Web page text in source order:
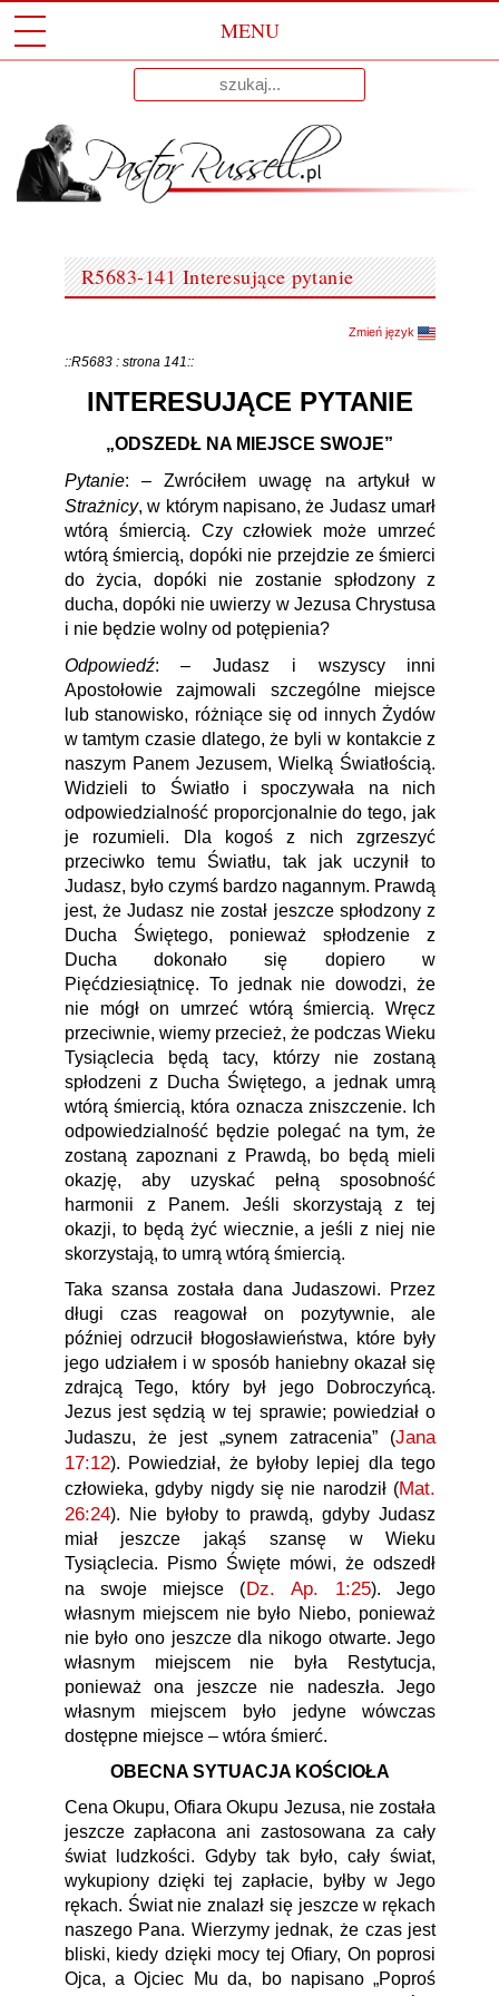
MENU
Treści
dla:
R5683-141 Interesujące pytanie
Zmień język
::R5683 : strona 141::
INTERESUJĄCE PYTANIE
„ODSZEDŁ NA MIEJSCE SWOJE”
Pytanie: – Zwróciłem uwagę na artykuł w
Strażnicy, w którym napisano, że Judasz umarł
wtórą śmiercią. Czy człowiek może umrzeć
wtórą śmiercią, dopóki nie przejdzie ze śmierci
do życia, dopóki nie zostanie spłodzony z
ducha, dopóki nie uwierzy w Jezusa Chrystusa
i nie będzie wolny od potępienia?
Odpowiedź: – Judasz i wszyscy inni
Apostołowie zajmowali szczególne miejsce
lub stanowisko, różniące się od innych Żydów
w tamtym czasie dlatego, że byli w kontakcie z
naszym Panem Jezusem, Wielką Światłością.
Widzieli to Światło i spoczywała na nich
odpowiedzialność proporcjonalnie do tego, jak
je rozumieli. Dla kogoś z nich zgrzeszyć
przeciwko temu Światłu, tak jak uczynił to
Judasz, było czymś bardzo nagannym. Prawdą
jest, że Judasz nie został jeszcze spłodzony z
Ducha Świętego, ponieważ spłodzenie z
Ducha dokonało się dopiero w
Pięćdziesiątnicę. To jednak nie dowodzi, że
nie mógł on umrzeć wtórą śmiercią. Wręcz
przeciwnie, wiemy przecież, że podczas Wieku
Tysiąclecia będą tacy, którzy nie zostaną
spłodzeni z Ducha Świętego, a jednak umrą
wtórą śmiercią, która oznacza zniszczenie. Ich
odpowiedzialność będzie polegać na tym, że
zostaną zapoznani z Prawdą, bo będą mieli
okazję, aby uzyskać pełną sposobność
harmonii z Panem. Jeśli skorzystają z tej
okazji, to będą żyć wiecznie, a jeśli z niej nie
skorzystają, to umrą wtórą śmiercią.
Taka szansa została dana Judaszowi. Przez
długi czas reagował on pozytywnie, ale
później odrzucił błogosławieństwa, które były
jego udziałem i w sposób haniebny okazał się
zdrajcą Tego, który był jego Dobroczyńcą.
Jezus jest sędzią w tej sprawie; powiedział o
Judaszu, że jest „synem zatracenia” (Jana
17:12). Powiedział, że byłoby lepiej dla tego
człowieka, gdyby nigdy się nie narodził (Mat.
26:24). Nie byłoby to prawdą, gdyby Judasz
miał jeszcze jakąś szansę w Wieku
Tysiąclecia. Pismo Święte mówi, że odszedł
na swoje miejsce ( Dz. Ap. 1:25). Jego
własnym miejscem nie było Niebo, ponieważ
nie było ono jeszcze dla nikogo otwarte. Jego
własnym miejscem nie była Restytucja,
ponieważ ona jeszcze nie nadeszła. Jego
własnym miejscem było jedyne wówczas
dostępne miejsce – wtóra śmierć.
OBECNA SYTUACJA KOŚCIOŁA
Cena Okupu, Ofiara Okupu Jezusa, nie została
jeszcze zapłacona ani zastosowana za cały
świat ludzkości. Gdyby tak było, cały świat,
wykupiony dzięki tej zapłacie, byłby w Jego
rękach. Świat nie znalazł się jeszcze w rękach
naszego Pana. Wierzymy jednak, że czas jest
bliski, kiedy dzięki mocy tej Ofiary, On poprosi
Ojca, a Ojciec Mu da, bo napisano „Poproś